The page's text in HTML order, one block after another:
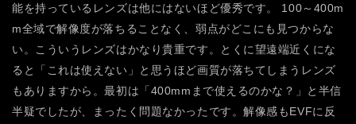
能を持っているレンズは他にはないほど優秀です。 100～400m
m全域で解像度が落ちることなく、弱点がどこにも見つからな
い。こういうレンズはかなり貴重です。とくに望遠端近くにな
ると「これは使えない」と思うほど画質が落ちてしまうレンズ
もありますから。最初は「400mmまで使えるのかな？」と半信
半疑でしたが、まったく問題なかったです。解像感もEVFに反